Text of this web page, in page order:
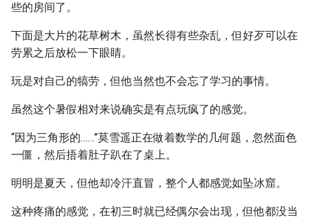
些的房间了。
下面是大片的花草树木，虽然长得有些杂乱，但好歹可以在
劳累之后放松一下眼睛。
玩是对自己的犒劳，但他当然也不会忘了学习的事情。
虽然这个暑假相对来说确实是有点玩疯了的感觉。
“因为三角形的……”莫雪遥正在做着数学的几何题，忽然面色
一僵，然后捂着肚子趴在了桌上。
明明是夏天，但他却冷汗直冒，整个人都感觉如坠冰窟。
这种疼痛的感觉，在初三时就已经偶尔会出现，但他都没当